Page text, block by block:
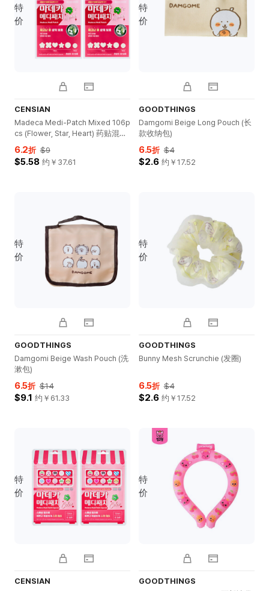
特
价
CENSIAN
Madeca Medi-Patch Mixed 106p
cs (Flower, Star, Heart) 药贴混合
装
6.2折 $9
$5.58 约￥ 37.61
特
价
GOODTHINGS
Damgomi Beige Long Pouch (长
款收纳包)
6.5折 $4
$2.6 约￥ 17.52
特
价
GOODTHINGS
Damgomi Beige Wash Pouch (洗
漱包)
6.5折 $14
$9.1 约￥ 61.33
特
价
GOODTHINGS
Bunny Mesh Scrunchie (发圈)
6.5折 $4
$2.6 约￥ 17.52
特
价
CENSIAN
特
价
GOODTHINGS